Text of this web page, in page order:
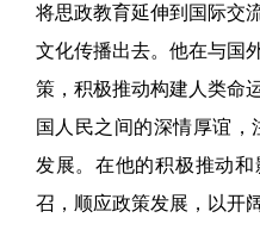
将思政教育延伸到国际交
文化传播出去。他在与国
策，积极推动构建人类命
国人民之间的深情厚谊，
发展。在他的积极推动
召，顺应政策发展，以开